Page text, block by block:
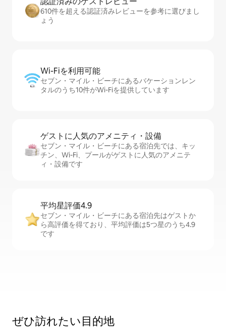
610件を超える認証済みレビューを参考に選びまし
ょう
Wi-Fiを利⁠用⁠可⁠能
セブン・マイル・ビーチにあるバケーションレン
タルのうち10件がWi-Fiを提供しています
ゲストに人⁠気⁠のア⁠メ⁠ニ⁠テ⁠ィ・設⁠備
セブン・マイル・ビーチにある宿泊先では、キッ
チン、Wi-Fi、プールがゲストに人気のアメニテ
ィ・設備です
平均星評価4.9
セブン・マイル・ビーチにある宿泊先はゲストか
ら高評価を得ており、平均評価は5つ星のうち4.9
です
ぜひ訪⁠れ⁠た⁠い目⁠的⁠地